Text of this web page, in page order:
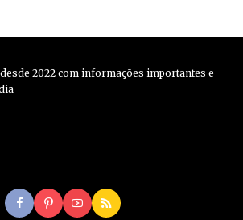
2022 com informações importantes e